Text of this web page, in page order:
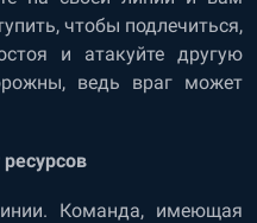
чтобы подлечиться,
и атакуйте другую
ведь враг может
Команда, имеющая